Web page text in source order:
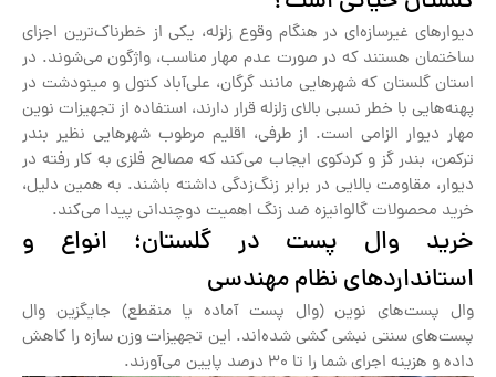
دیوارهای غیرسازه‌ای در هنگام وقوع زلزله، یکی از خطرناک‌ترین اجزای
ساختمان هستند که در صورت عدم مهار مناسب، واژگون می‌شوند. در
استان گلستان که شهرهایی مانند گرگان، علی‌آباد کتول و مینودشت در
پهنه‌هایی با خطر نسبی بالای زلزله قرار دارند، استفاده از تجهیزات نوین
مهار دیوار الزامی است. از طرفی، اقلیم مرطوب شهرهایی نظیر بندر
ترکمن، بندر گز و کردکوی ایجاب می‌کند که مصالح فلزی به کار رفته در
دیوار، مقاومت بالایی در برابر زنگ‌زدگی داشته باشند. به همین دلیل،
خرید محصولات گالوانیزه ضد زنگ اهمیت دوچندانی پیدا می‌کند.
خرید وال پست در گلستان؛ انواع و
استانداردهای نظام مهندسی
وال پست‌های نوین (وال پست آماده یا منقطع) جایگزین وال
پست‌های سنتی نبشی کشی شده‌اند. این تجهیزات وزن سازه را کاهش
داده و هزینه اجرای شما را تا ۳۰ درصد پایین می‌آورند.